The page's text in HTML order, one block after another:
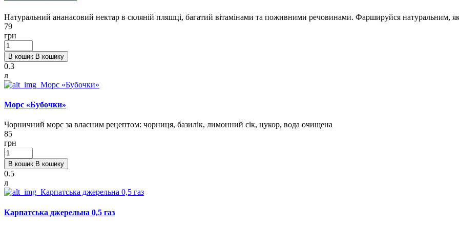
Натуральний ананасовий нектар в скляній пляшці, багатий вітамінами та поживними речовинами. Фаршируйся натуральним,
79
грн
В кошик В кошику
0.3
л
Морс «Бубочки»
Чорничний морс за власним рецептом: чорниця, базилік, лимонний сік, цукор, вода очищена
85
грн
В кошик В кошику
0.5
л
Карпатська джерельна 0,5 газ